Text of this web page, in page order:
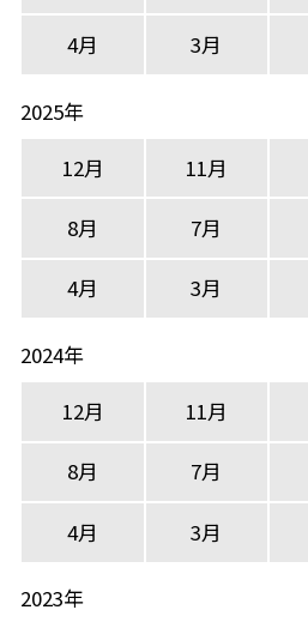
4月 3月
2025年
12月
11月
8月 7月
4月 3月
2024年
12月
11月
8月 7月
4月 3月
2023年